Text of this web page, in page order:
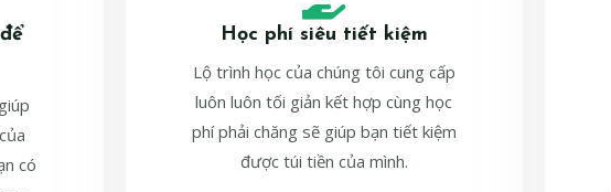
có
Học phí siêu tiết kiệm
Lộ trình học của chúng tôi cung cấp
luôn luôn tối giản kết hợp cùng học
phí phải chăng sẽ giúp bạn tiết kiệm
được túi tiền của mình.